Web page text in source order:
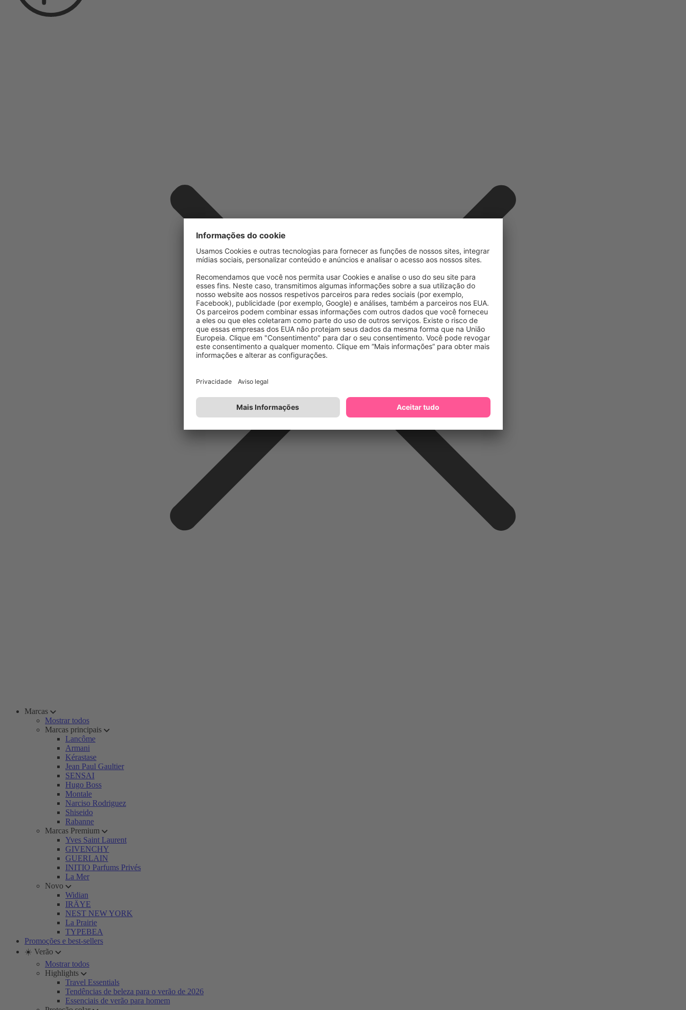
Marcas
Mostrar todos
Marcas principais
Lancôme
Armani
Kérastase
Jean Paul Gaultier
SENSAI
Hugo Boss
Montale
Narciso Rodriguez
Shiseido
Rabanne
Marcas Premium
Yves Saint Laurent
GIVENCHY
GUERLAIN
INITIO Parfums Privés
La Mer
Novo
Widian
IRÄYE
NEST NEW YORK
La Prairie
TYPEBEA
Promoções e best-sellers
☀️ Verão
Mostrar todos
Highlights
Travel Essentials
Tendências de beleza para o verão de 2026
Essenciais de verão para homem